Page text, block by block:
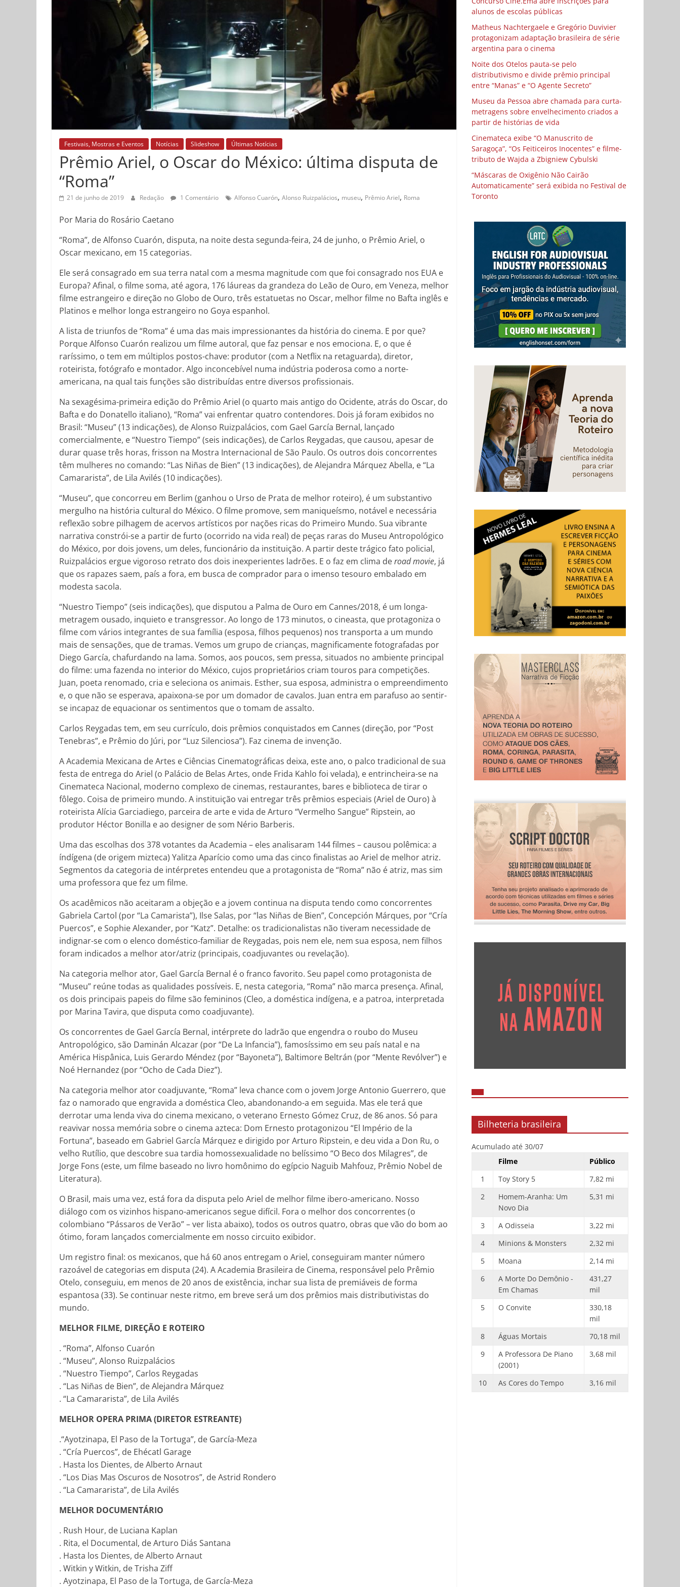
Festivais, Mostras e Eventos Notícias Slideshow Últimas Notícias
Prêmio Ariel, o Oscar do México: última disputa de
“Roma”
21 de junho de 2019 Redação 1 Comentário Alfonso Cuarón, Alonso Ruizpalácios, museu, Prêmio Ariel, Roma
Por Maria do Rosário Caetano
“Roma”, de Alfonso Cuarón, disputa, na noite desta segunda-feira, 24 de junho, o Prêmio Ariel, o
Oscar mexicano, em 15 categorias.
Ele será consagrado em sua terra natal com a mesma magnitude com que foi consagrado nos EUA e
Europa? Afinal, o filme soma, até agora, 176 láureas da grandeza do Leão de Ouro, em Veneza, melhor
filme estrangeiro e direção no Globo de Ouro, três estatuetas no Oscar, melhor filme no Bafta inglês e
Platinos e melhor longa estrangeiro no Goya espanhol.
A lista de triunfos de “Roma” é uma das mais impressionantes da história do cinema. E por que?
Porque Alfonso Cuarón realizou um filme autoral, que faz pensar e nos emociona. E, o que é
raríssimo, o tem em múltiplos postos-chave: produtor (com a Netflix na retaguarda), diretor,
roteirista, fotógrafo e montador. Algo inconcebível numa indústria poderosa como a norte-
americana, na qual tais funções são distribuídas entre diversos profissionais.
Na sexagésima-primeira edição do Prêmio Ariel (o quarto mais antigo do Ocidente, atrás do Oscar, do
Bafta e do Donatello italiano), “Roma” vai enfrentar quatro contendores. Dois já foram exibidos no
Brasil: “Museu” (13 indicações), de Alonso Ruizpalácios, com Gael García Bernal, lançado
comercialmente, e “Nuestro Tiempo” (seis indicações), de Carlos Reygadas, que causou, apesar de
durar quase três horas, frisson na Mostra Internacional de São Paulo. Os outros dois concorrentes
têm mulheres no comando: “Las Niñas de Bien” (13 indicações), de Alejandra Márquez Abella, e “La
Camararista”, de Lila Avilés (10 indicações).
“Museu”, que concorreu em Berlim (ganhou o Urso de Prata de melhor roteiro), é um substantivo
mergulho na história cultural do México. O filme promove, sem maniqueísmo, notável e necessária
reflexão sobre pilhagem de acervos artísticos por nações ricas do Primeiro Mundo. Sua vibrante
narrativa constrói-se a partir de furto (ocorrido na vida real) de peças raras do Museu Antropológico
do México, por dois jovens, um deles, funcionário da instituição. A partir deste trágico fato policial,
Ruizpalácios ergue vigoroso retrato dos dois inexperientes ladrões. E o faz em clima deroad movie, já
que os rapazes saem, país a fora, em busca de comprador para o imenso tesouro embalado em
modesta sacola.
“Nuestro Tiempo” (seis indicações), que disputou a Palma de Ouro em Cannes/2018, é um longa-
metragem ousado, inquieto e transgressor. Ao longo de 173 minutos, o cineasta, que protagoniza o
filme com vários integrantes de sua família (esposa, filhos pequenos) nos transporta a um mundo
mais de sensações, que de tramas. Vemos um grupo de crianças, magnificamente fotografadas por
Diego García, chafurdando na lama. Somos, aos poucos, sem pressa, situados no ambiente principal
do filme: uma fazenda no interior do México, cujos proprietários criam touros para competições.
Juan, poeta renomado, cria e seleciona os animais. Esther, sua esposa, administra o empreendimento
e, o que não se esperava, apaixona-se por um domador de cavalos. Juan entra em parafuso ao sentir-
se incapaz de equacionar os sentimentos que o tomam de assalto.
Carlos Reygadas tem, em seu currículo, dois prêmios conquistados em Cannes (direção, por “Post
Tenebras”, e Prêmio do Júri, por “Luz Silenciosa”). Faz cinema de invenção.
A Academia Mexicana de Artes e Ciências Cinematográficas deixa, este ano, o palco tradicional de sua
festa de entrega do Ariel (o Palácio de Belas Artes, onde Frida Kahlo foi velada), e entrincheira-se na
Cinemateca Nacional, moderno complexo de cinemas, restaurantes, bares e biblioteca de tirar o
fôlego. Coisa de primeiro mundo. A instituição vai entregar três prêmios especiais (Ariel de Ouro) à
roteirista Alícia Garciadiego, parceira de arte e vida de Arturo “Vermelho Sangue” Ripstein, ao
produtor Héctor Bonilla e ao designer de som Nério Barberis.
Uma das escolhas dos 378 votantes da Academia – eles analisaram 144 filmes – causou polêmica: a
índígena (de origem mizteca) Yalitza Aparício como uma das cinco finalistas ao Ariel de melhor atriz.
Segmentos da categoria de intérpretes entendeu que a protagonista de “Roma” não é atriz, mas sim
uma professora que fez um filme.
Os acadêmicos não aceitaram a objeção e a jovem continua na disputa tendo como concorrentes
Gabriela Cartol (por “La Camarista”), Ilse Salas, por “las Niñas de Bien”, Concepción Márques, por “Cría
Puercos”, e Sophie Alexander, por “Katz”. Detalhe: os tradicionalistas não tiveram necessidade de
indignar-se com o elenco doméstico-familiar de Reygadas, pois nem ele, nem sua esposa, nem filhos
foram indicados a melhor ator/atriz (principais, coadjuvantes ou revelação).
Na categoria melhor ator, Gael García Bernal é o franco favorito. Seu papel como protagonista de
“Museu” reúne todas as qualidades possíveis. E, nesta categoria, “Roma” não marca presença. Afinal,
os dois principais papeis do filme são femininos (Cleo, a doméstica indígena, e a patroa, interpretada
por Marina Tavira, que disputa como coadjuvante).
Os concorrentes de Gael García Bernal, intérprete do ladrão que engendra o roubo do Museu
Antropológico, são Daminán Alcazar (por “De La Infancia”), famosíssimo em seu país natal e na
América Hispânica, Luis Gerardo Méndez (por “Bayoneta”), Baltimore Beltrán (por “Mente Revólver”) e
Noé Hernandez (por “Ocho de Cada Diez”).
Na categoria melhor ator coadjuvante, “Roma” leva chance com o jovem Jorge Antonio Guerrero, que
faz o namorado que engravida a doméstica Cleo, abandonando-a em seguida. Mas ele terá que
derrotar uma lenda viva do cinema mexicano, o veterano Ernesto Gómez Cruz, de 86 anos. Só para
reavivar nossa memória sobre o cinema azteca: Dom Ernesto protagonizou “El Império de la
Fortuna”, baseado em Gabriel García Márquez e dirigido por Arturo Ripstein, e deu vida a Don Ru, o
velho Rutílio, que descobre sua tardia homossexualidade no belíssimo “O Beco dos Milagres”, de
Jorge Fons (este, um filme baseado no livro homônimo do egípcio Naguib Mahfouz, Prêmio Nobel de
Literatura).
O Brasil, mais uma vez, está fora da disputa pelo Ariel de melhor filme ibero-americano. Nosso
diálogo com os vizinhos hispano-americanos segue difícil. Fora o melhor dos concorrentes (o
colombiano “Pássaros de Verão” – ver lista abaixo), todos os outros quatro, obras que vão do bom ao
ótimo, foram lançados comercialmente em nosso circuito exibidor.
Um registro final: os mexicanos, que há 60 anos entregam o Ariel, conseguiram manter número
razoável de categorias em disputa (24). A Academia Brasileira de Cinema, responsável pelo Prêmio
Otelo, conseguiu, em menos de 20 anos de existência, inchar sua lista de premiáveis de forma
espantosa (33). Se continuar neste ritmo, em breve será um dos prêmios mais distributivistas do
mundo.
MELHOR FILME, DIREÇÃO E ROTEIRO
. “Roma”, Alfonso Cuarón
. “Museu”, Alonso Ruizpalácios
. “Nuestro Tiempo”, Carlos Reygadas
. “Las Niñas de Bien”, de Alejandra Márquez
. “La Camararista”, de Lila Avilés
MELHOR OPERA PRIMA (DIRETOR ESTREANTE)
.“Ayotzinapa, El Paso de la Tortuga”, de García-Meza
. “Cría Puercos”, de Ehécatl Garage
. Hasta los Dientes, de Alberto Arnaut
. “Los Dias Mas Oscuros de Nosotros”, de Astrid Rondero
. “La Camararista”, de Lila Avilés
MELHOR DOCUMENTÁRIO
. Rush Hour, de Luciana Kaplan
. Rita, el Documental, de Arturo Diás Santana
. Hasta los Dientes, de Alberto Arnaut
. Witkin y Witkin, de Trisha Ziff
. Ayotzinapa, El Paso de la Tortuga, de García-Meza
alunos de escolas públicas
Matheus Nachtergaele e Gregório Duvivier
protagonizam adaptação brasileira de série
argentina para o cinema
Noite dos Otelos pauta-se pelo
distributivismo e divide prêmio principal
entre “Manas” e “O Agente Secreto”
Museu da Pessoa abre chamada para curta-
metragens sobre envelhecimento criados a
partir de histórias de vida
Cinemateca exibe “O Manuscrito de
Saragoça”, “Os Feiticeiros Inocentes” e filme-
tributo de Wajda a Zbigniew Cybulski
“Máscaras de Oxigênio Não Cairão
Automaticamente” será exibida no Festival de
Toronto
Bilheteria brasileira
Acumulado até 30/07
Filme
Público
1
Toy Story 5
7,82 mi
2
Homem-Aranha: Um
Novo Dia
5,31 mi
3 A Odisseia
3,22 mi
4
Minions & Monsters
2,32 mi
5
Moana
2,14 mi
6
A Morte Do Demônio -
Em Chamas
431,27
mil
5
O Convite
330,18
mil
8
Águas Mortais
70,18 mil
9
A Professora De Piano
(2001)
3,68 mil
10 As Cores do Tempo 3,16 mil